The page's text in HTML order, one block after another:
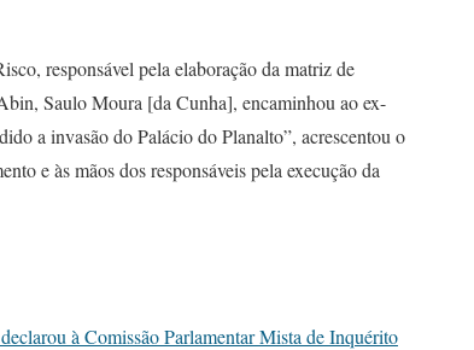
responsável pela elaboração da matriz de
Saulo Moura [da Cunha], encaminhou ao ex-
a invasão do Palácio do Planalto”, acrescentou o
e às mãos dos responsáveis pela execução da
à Comissão Parlamentar Mista de Inquérito